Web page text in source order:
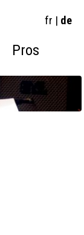
fr | de
Pros